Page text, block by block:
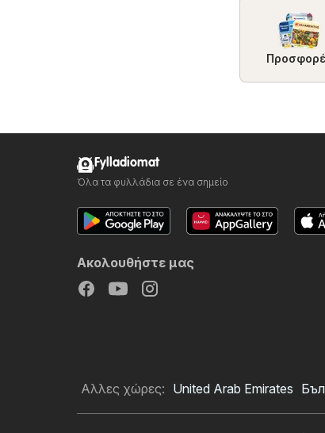
Fylladiomat
Όλα τα φυλλάδια σε ένα σημείο
Ακολουθήστε μας
Αλλες χώρες: United Arab Emirates